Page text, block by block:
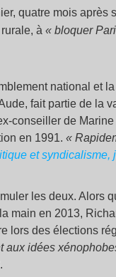
quatre mois après
à « bloquer
national et
fait partie de la
conseiller de
en 1991. «
et syndicalisme,
les deux. Alors
main en 2013,
lors des élections
aux idées